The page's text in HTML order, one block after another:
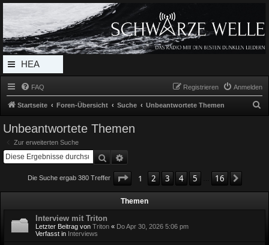
Radio Schwarze Welle Forum
Das Radio mit den Besten Dunklen Liedern
HEA
DERL
MEN
U
FAQ Anmelden
Registrieren
Startseite Foren-Übersicht Suche Unbeantwortete Themen
Unbeantwortete Themen
Zur erweiterten Suche
Suche
Die Suche ergab 380 Treffer Seite 1von 16
1 2 3 4 5 16
Themen
Interview mit Triton
Letzter Beitrag von Triton « Do Apr 30, 2026 5:06 pm
Verfasst in Interviews